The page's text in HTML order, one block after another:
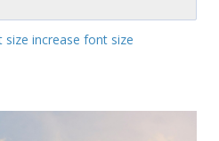
size increase font size